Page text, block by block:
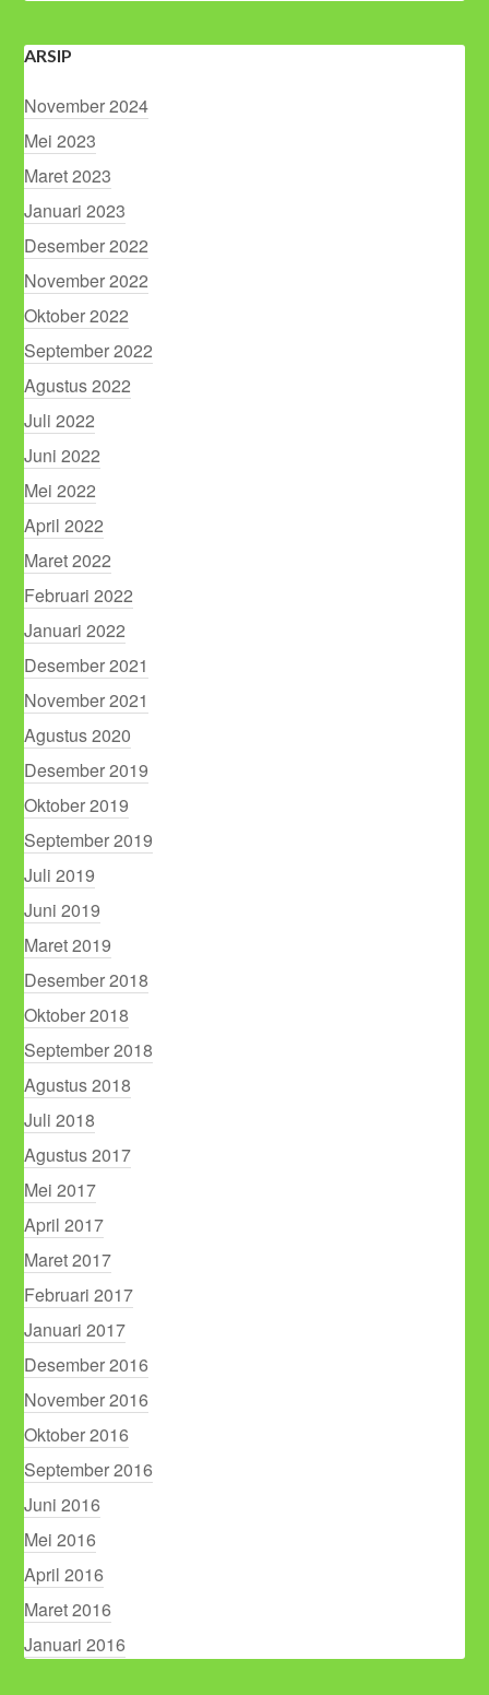
ARSIP
November 2024
Mei 2023
Maret 2023
Januari 2023
Desember 2022
November 2022
Oktober 2022
September 2022
Agustus 2022
Juli 2022
Juni 2022
Mei 2022
April 2022
Maret 2022
Februari 2022
Januari 2022
Desember 2021
November 2021
Agustus 2020
Desember 2019
Oktober 2019
September 2019
Juli 2019
Juni 2019
Maret 2019
Desember 2018
Oktober 2018
September 2018
Agustus 2018
Juli 2018
Agustus 2017
Mei 2017
April 2017
Maret 2017
Februari 2017
Januari 2017
Desember 2016
November 2016
Oktober 2016
September 2016
Juni 2016
Mei 2016
April 2016
Maret 2016
Januari 2016